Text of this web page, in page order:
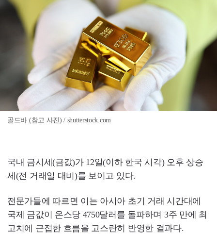
골드바 (참고 사진) / shutterstock.com
국내 금시세(금값)가 12일(이하 한국 시각) 오후 상승
세(전 거래일 대비)를 보이고 있다.
전문가들에 따르면 이는 아시아 초기 거래 시간대에
국제 금값이 온스당 4750달러를 돌파하며 3주 만에 최
고치에 근접한 흐름을 고스란히 반영한 결과다.